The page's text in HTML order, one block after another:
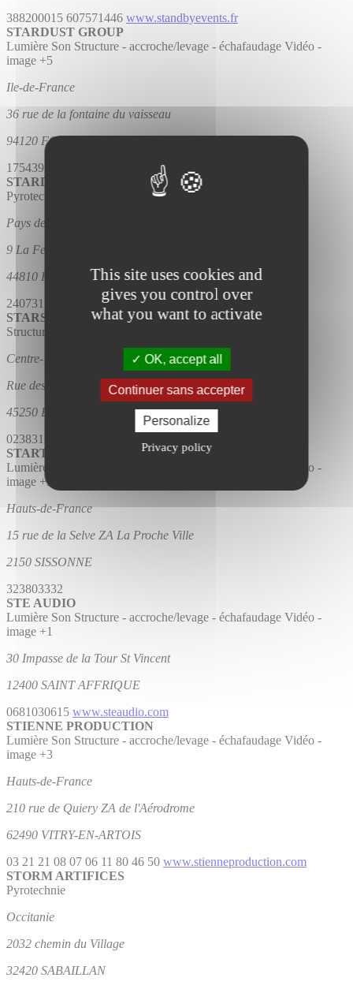
This site uses cookies and
gives you control over
what you want to activate
OK, accept all
Continuer sans accepter
Personalize
Privacy policy
388200015 607571446 www.standbyevents.fr
STARDUST GROUP
Lumière Son Structure - accroche/levage - échafaudage Vidéo -
image +5
Ile-de-France
36 rue de la fontaine du vaisseau
94120 FONTENAY-SOUS-BOIS
175439575
https://stardustgroup.com
STARDUST PYROTECHNIE
Pyrotechnie
Pays de la Loire
9 La Feuilletais
44810 HERIC
240731590
628566264 www.stardust-Pyrotechnie.com
STARS EUROPE
Structure - accroche/levage - échafaudage
Centre-Val de Loire
Rue des Arts ZAE La Pinade
45250 BRIARE
0238316036
STARTECH LES TECHNICIENS DU SPECTACLE
Lumière
Vidéo -
image +3
Hauts-de-France
15 rue de la Selve ZA La Proche Ville
2150 SISSONNE
323803332
STE AUDIO
Lumière Son Structure - accroche/levage - échafaudage Vidéo -
image +1
30 Impasse de la Tour St Vincent
12400 SAINT AFFRIQUE
0681030615 www.steaudio.com
STIENNE PRODUCTION
Lumière Son Structure - accroche/levage - échafaudage Vidéo -
image +3
Hauts-de-France
210 rue de Quiery ZA de l'Aérodrome
62490 VITRY-EN-ARTOIS
03 21 21 08 07 06 11 80 46 50 www.stienneproduction.com
STORM ARTIFICES
Pyrotechnie
Occitanie
2032 chemin du Village
32420 SABAILLAN